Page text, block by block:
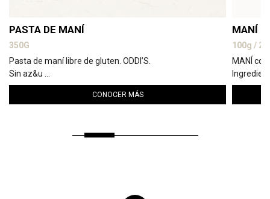
PASTA DE MANÍ
350G
Pasta de maní libre de gluten. ODDI’S.
Sin az&u ...
CONOCER MÁS
MANÍ
100g /
MANÍ